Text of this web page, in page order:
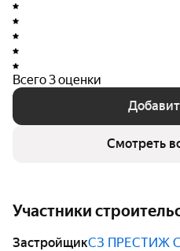
Всего 3 оценки
Смотреть
Участники
ЗастройщикСЗ ПРЕСТИЖ